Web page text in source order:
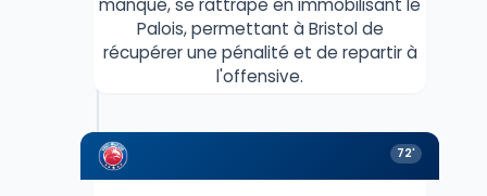
manqué, se rattrape en immobilisant le
Palois, permettant à Bristol de
récupérer une pénalité et de repartir à
l'offensive.
72'